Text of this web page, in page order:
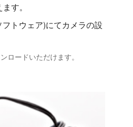
す。
トウェア)にてカメラの設
ロードいただけます。